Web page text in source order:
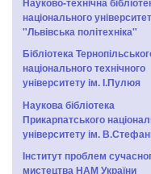
національного
"Львівська політехніка"
Бібліотека
національного технічного
університету ім. І.Пулюя
Наукова бібліотека
Прикарпатського
університету ім.
Інститут проблем
мистецтва НАМ України